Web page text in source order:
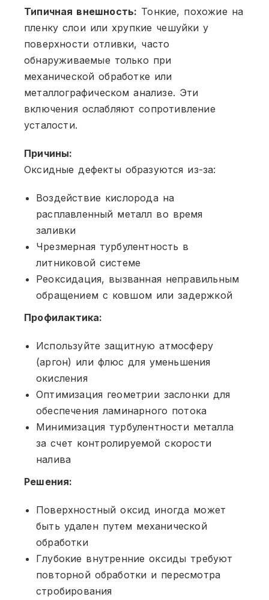
Типичная внешность: Тонкие, похожие на
пленку слои или хрупкие чешуйки у
поверхности отливки, часто
обнаруживаемые только при
механической обработке или
металлографическом анализе. Эти
включения ослабляют сопротивление
усталости.
Причины:
Оксидные дефекты образуются из-за:
Воздействие кислорода на
расплавленный металл во время
заливки
Чрезмерная турбулентность в
литниковой системе
Реоксидация, вызванная неправильным
обращением с ковшом или задержкой
Профилактика:
Используйте защитную атмосферу
(аргон) или флюс для уменьшения
окисления
Оптимизация геометрии заслонки для
обеспечения ламинарного потока
Минимизация турбулентности металла
за счет контролируемой скорости
налива
Решения:
Поверхностный оксид иногда может
быть удален путем механической
обработки
Глубокие внутренние оксиды требуют
повторной обработки и пересмотра
стробирования